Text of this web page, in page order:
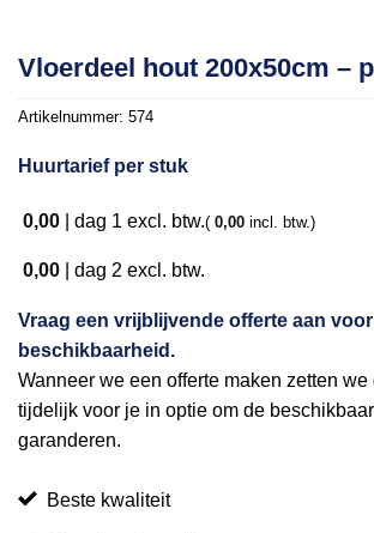
Vloerdeel hout 200x50cm –
Artikelnummer: 574
Huurtarief per stuk
0,00 dag 1 excl. btw.( 0,00 incl. btw.)
0,00 dag 2 excl. btw.
Vraag een vrijblijvende offerte aan
beschikbaarheid.
Wanneer we een offerte maken zetten we
tijdelijk voor je in optie om de
garanderen.
Beste kwaliteit